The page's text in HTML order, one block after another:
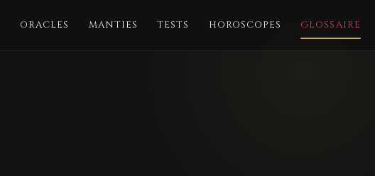
ORACLES MANTIES TESTS HOROSCOPES GLOSSAIRE